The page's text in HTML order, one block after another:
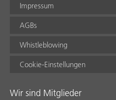
Impressum
AGBs
Whistleblowing
Cookie-Einstellungen
Wir sind Mitglieder